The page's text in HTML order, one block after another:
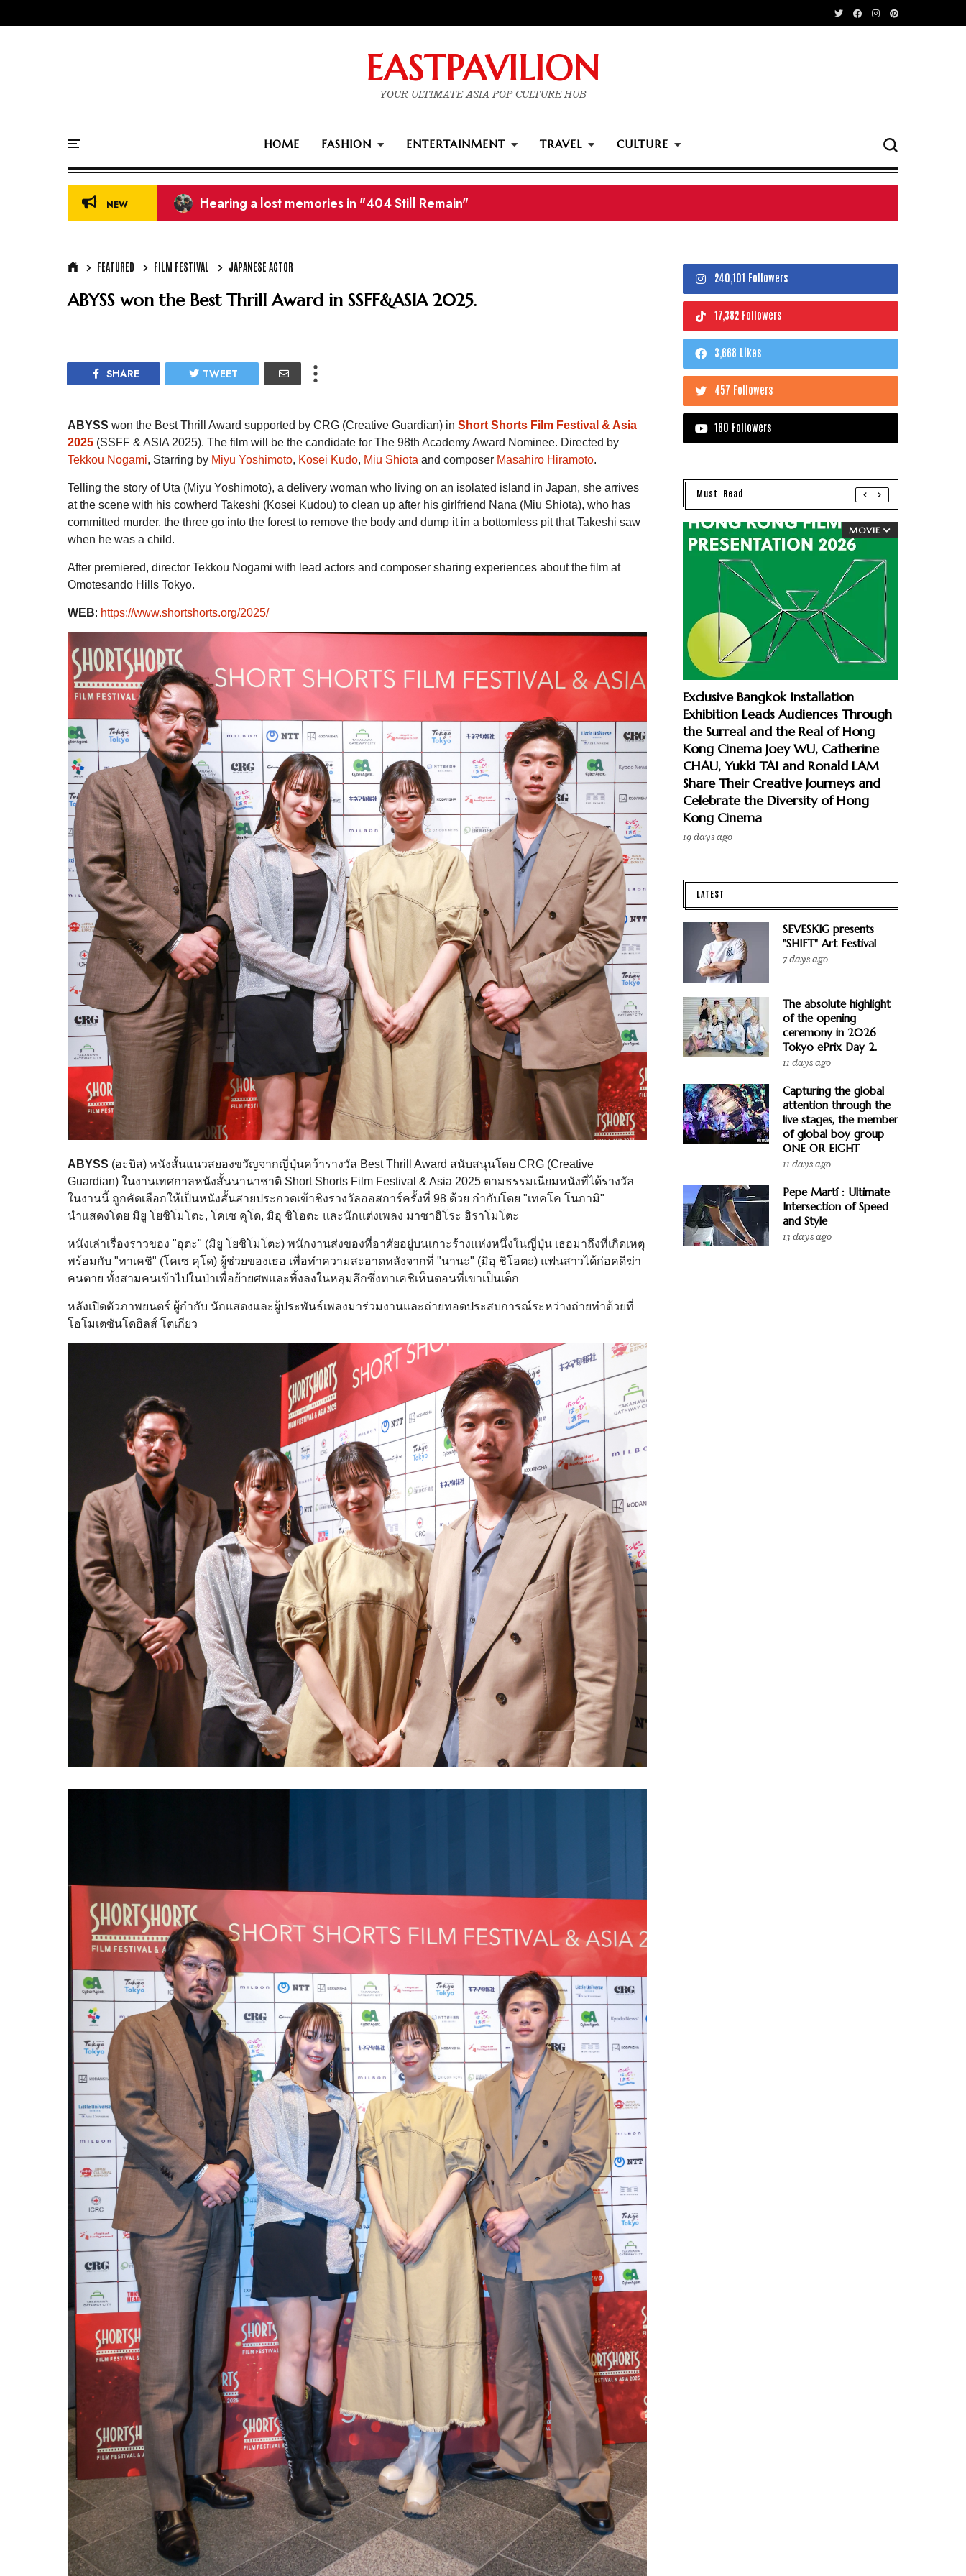
EASTPAVILION
YOUR ULTIMATE ASIA POP CULTURE HUB
HOME FASHION ENTERTAINMENT TRAVEL CULTURE
NEW 39th Golden Disc Awards winners
FEATURED FILM FESTIVAL JAPANESE ACTOR
ABYSS won the Best Thrill Award in SSFF&ASIA 2025.
SHARE TWEET
ABYSS won the Best Thrill Award supported by CRG (Creative Guardian) in Short Shorts Film Festival & Asia
2025 (SSFF & ASIA 2025). The film will be the candidate for The 98th Academy Award Nominee. Directed by
Tekkou Nogami, Starring by Miyu Yoshimoto, Kosei Kudo, Miu Shiota and composer Masahiro Hiramoto.
Telling the story of Uta (Miyu Yoshimoto), a delivery woman who living on an isolated island in Japan, she arrives
at the scene with his cowherd Takeshi (Kosei Kudou) to clean up after his girlfriend Nana (Miu Shiota), who has
committed murder. the three go into the forest to remove the body and dump it in a bottomless pit that Takeshi saw
when he was a child.
After premiered, director Tekkou Nogami with lead actors and composer sharing experiences about the film at
Omotesando Hills Tokyo.
WEB: https://www.shortshorts.org/2025/
ABYSS (อะบิส) หนังสั้นแนวสยองขวัญจากญี่ปุ่นคว้ารางวัล Best Thrill Award สนับสนุนโดย CRG (Creative
Guardian) ในงานเทศกาลหนังสั้นนานาชาติ Short Shorts Film Festival & Asia 2025 ตามธรรมเนียมหนังที่ได้รางวัล
ในงานนี้ ถูกคัดเลือกให้เป็นหนังสั้นสายประกวดเข้าชิงรางวัลออสการ์ครั้งที่ 98 ด้วย กำกับโดย "เทคโค โนกามิ"
นำแสดงโดย มิยู โยชิโมโตะ, โคเซ คุโด, มิอุ ชิโอตะ และนักแต่งเพลง มาซาฮิโระ ฮิราโมโตะ
หนังเล่าเรื่องราวของ "อุตะ" (มิยู โยชิโมโตะ) พนักงานส่งของที่อาศัยอยู่บนเกาะร้างแห่งหนึ่งในญี่ปุ่น เธอมาถึงที่เกิดเหตุ
พร้อมกับ "ทาเคชิ" (โคเซ คุโด) ผู้ช่วยของเธอ เพื่อทำความสะอาดหลังจากที่ "นานะ" (มิอุ ชิโอตะ) แฟนสาวได้ก่อคดีฆ่า
คนตาย ทั้งสามคนเข้าไปในป่าเพื่อย้ายศพและทิ้งลงในหลุมลึกซึ่งทาเคชิเห็นตอนที่เขาเป็นเด็ก
หลังเปิดตัวภาพยนตร์ ผู้กำกับ นักแสดงและผู้ประพันธ์เพลงมาร่วมงานและถ่ายทอดประสบการณ์ระหว่างถ่ายทำด้วยที่
โอโมเตซันโดฮิลส์ โตเกียว
240,101 Followers
17,382 Followers
3,668 Likes
457 Followers
160 Followers
Must Read
MOVIE
Exclusive Bangkok Installation
Exhibition Leads Audiences Through
the Surreal and the Real of Hong
Kong Cinema Joey WU, Catherine
CHAU, Yukki TAI and Ronald LAM
Share Their Creative Journeys and
Celebrate the Diversity of Hong
Kong Cinema
19 days ago
LATEST
SEVESKIG presents
"SHIFT" Art Festival
7 days ago
The absolute highlight
of the opening
ceremony in 2026
Tokyo ePrix Day 2.
11 days ago
Capturing the global
attention through the
live stages, the member
of global boy group
ONE OR EIGHT
11 days ago
Pepe Martí : Ultimate
Intersection of Speed
and Style
13 days ago